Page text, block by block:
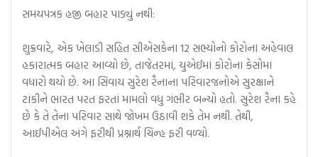
સમયપત્રક હજી બહાર પાડ્યું નથી:
શુક્રવારે, એક ખેલાડી સહિત સીએસકેના 12 સભ્યોનો કોરોના અહેવાલ
હકારાત્મક બહાર આવ્યો છે, તાજેતરમાં, યુએઈમાં કોરોના કેસોમાં
વધારો થયો છે. આ સિવાય સુરેશ રૈનાના પરિવારજનોએ સુરક્ષાને
ટાંકીને ભારત પરત ફરતાં મામલો વધુ ગંભીર બન્યો હતો. સુરેશ રૈના કહે
છે કે તે તેના પરિવાર સાથે જોખમ ઉઠાવી શકે તેમ નથી. તેથી,
આઈપીએલ અંગે ફરીથી પ્રશ્નાર્થ ચિન્હ ફરી વળ્યો.